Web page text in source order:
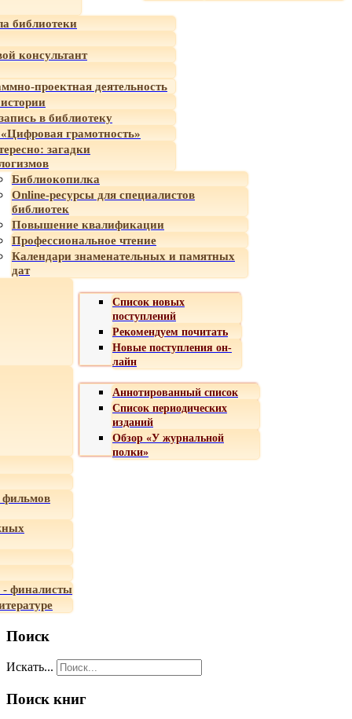
библиотеки
консультант
проектная деятельность
в библиотеку
грамотность»
загадки
Библиокопилка
Online-ресурсы для специалистов
библиотек
Повышение квалификации
Профессиональное чтение
Календари знаменательных и памятных
дат
Список новых
поступлений
Рекомендуем почитать
Новые поступления он-
лайн
Аннотированный список
Список периодических
изданий
Обзор «У журнальной
полки»
- финалисты
Поиск
Искать...
Поиск книг